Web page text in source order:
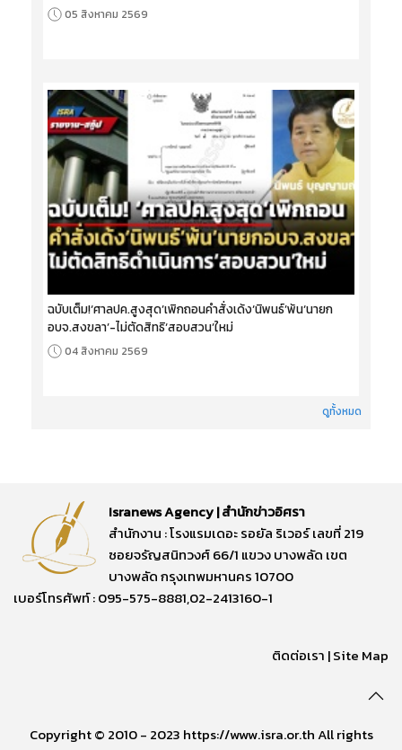
05 สิงหาคม 2569
ฉบับเต็ม!‘ศาลปค.สูงสุด’เพิกถอนคำสั่งเด้ง‘นิพนธ์’พ้น‘นายก
อบจ.สงขลา’-ไม่ตัดสิทธิ‘สอบสวน’ใหม่
04 สิงหาคม 2569
ดูทั้งหมด
Isranews Agency | สำนักข่าวอิศรา
สำนักงาน : โรงแรมเดอะ รอยัล ริเวอร์ เลขที่ 219
ซอยจรัญสนิทวงศ์ 66/1 แขวง บางพลัด เขต
บางพลัด กรุงเทพมหานคร 10700
เบอร์โทรศัพท์ : 095-575-8881,02-2413160-1
ติดต่อเรา |Site Map
Copyright © 2010 - 2023 https://www.isra.or.th All rights